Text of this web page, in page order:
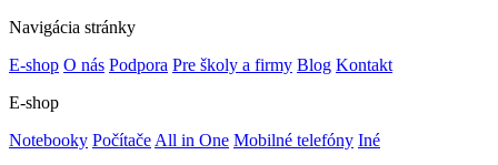
Navigácia stránky
E-shop O nás Podpora Pre školy a firmy Blog Kontakt
E-shop
Notebooky Počítače All in One Mobilné telefóny Iné